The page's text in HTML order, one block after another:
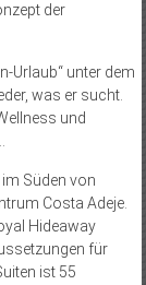
der
Urlaub“ unter dem
was er sucht.
und
Süden von
Costa Adeje.
Hideaway
für
ist 55